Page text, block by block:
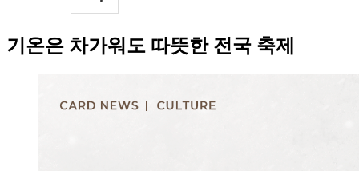
기온은 차가워도 따뜻한 전국 축제